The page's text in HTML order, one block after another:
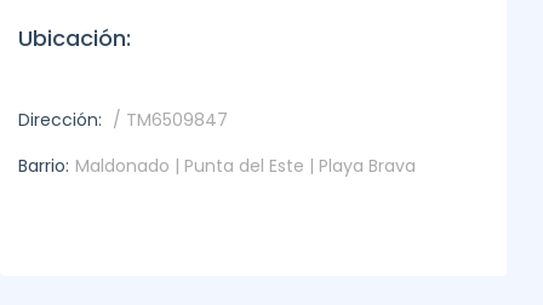
Ubicación:
Dirección: / TM6509847
Barrio: Maldonado | Punta del Este | Playa Brava